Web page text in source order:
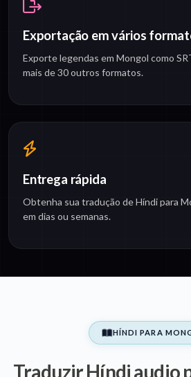
Exportação em vários
Exporte legendas em Mongol como
mais de 30 outros formatos.
Entrega rápida
Obtenha sua tradução de Híndi para
em dias ou semanas.
HÍNDI PARA
Traduzir Híndi audio